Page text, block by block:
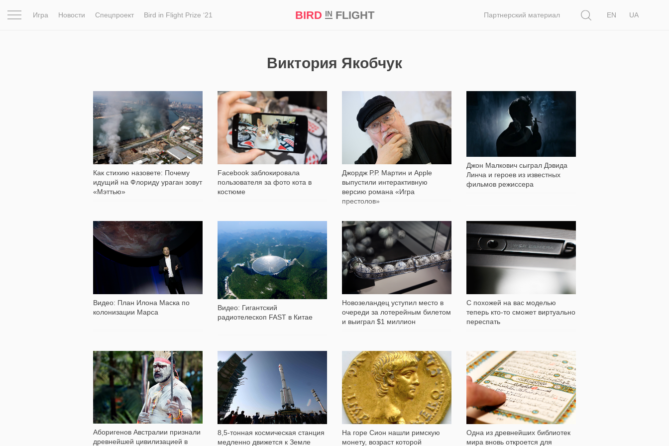
Игра Новости Спецпроект Bird in Flight Prize ‘21 BIRD INFLIGHT Партнерский материал
EN
UA
Виктория Якобчук
Как стихию назовете: Почему
идущий на Флориду ураган зовут
«Мэттью»
2 619
Facebook заблокировала
пользователя за фото кота в
костюме
1 178
Джордж Р.Р. Мартин и Apple
выпустили интерактивную
версию романа «Игра
престолов»
981
Джон Малкович сыграл Дэвида
Линча и героев из известных
фильмов режиссера
Видео: План Илона Маска по
колонизации Марса
543
Видео: Гигантский
радиотелескоп FAST в Китае
687
Новозеландец уступил место в
очереди за лотерейным билетом
и выиграл $1 миллион
627
С похожей на вас моделью
теперь кто-то сможет виртуально
переспать
5 004
Аборигенов Австралии признали
древнейшей цивилизацией в
972
8,5-тонная космическая станция
медленно движется к Земле
2 891
На горе Сион нашли римскую
монету, возраст которой
453
Одна из древнейших библиотек
мира вновь откроется для
230